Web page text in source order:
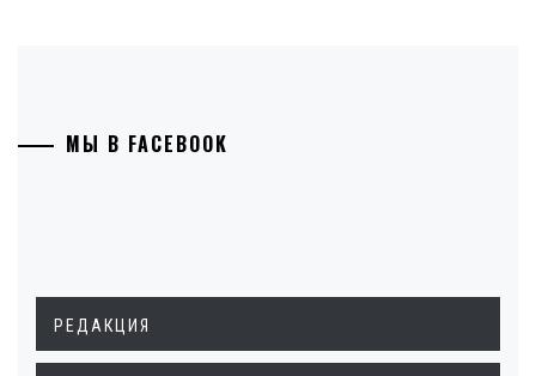
МЫ В FACEBOOK
РЕДАКЦИЯ